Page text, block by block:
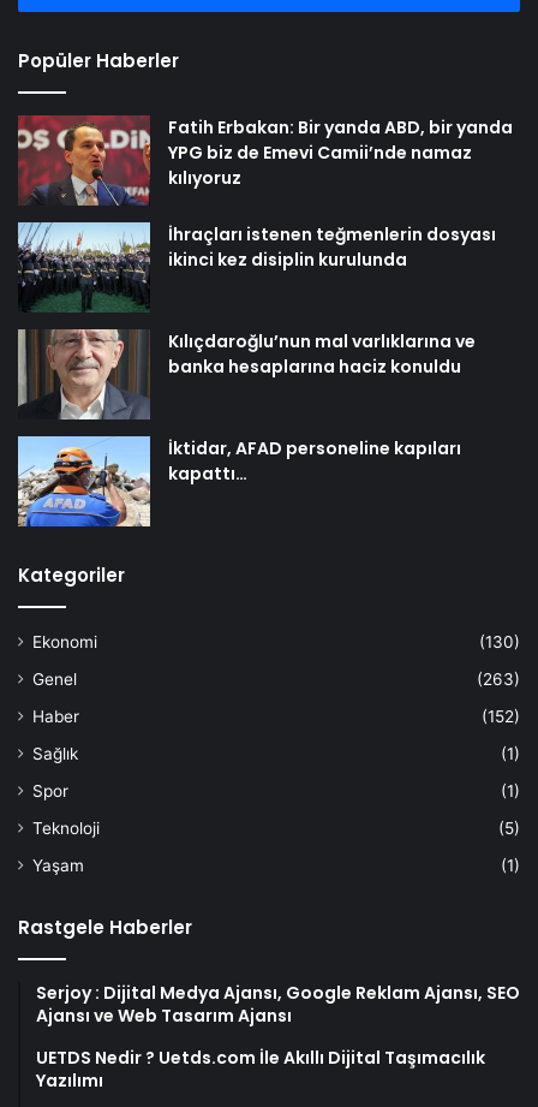
Popüler Haberler
Fatih Erbakan: Bir yanda ABD, bir yanda
YPG biz de Emevi Camii’nde namaz
kılıyoruz
İhraçları istenen teğmenlerin dosyası
ikinci kez disiplin kurulunda
Kılıçdaroğlu’nun mal varlıklarına ve
banka hesaplarına haciz konuldu
İktidar, AFAD personeline kapıları
kapattı…
Kategoriler
Ekonomi
(130)
Genel
(263)
Haber
(152)
Sağlık
(1)
Spor
(1)
Teknoloji
(5)
Yaşam
(1)
Rastgele Haberler
Serjoy : Dijital Medya Ajansı, Google Reklam Ajansı, SEO
Ajansı ve Web Tasarım Ajansı
UETDS Nedir ? Uetds.com İle Akıllı Dijital Taşımacılık
Yazılımı